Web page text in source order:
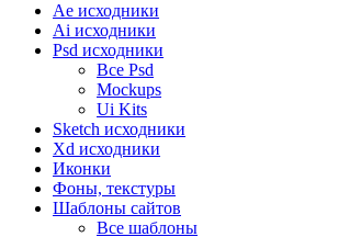
Ae исходники
Ai исходники
Psd исходники
Все Psd
Mockups
Ui Kits
Sketch исходники
Xd исходники
Иконки
Фоны, текстуры
Шаблоны сайтов
Все шаблоны